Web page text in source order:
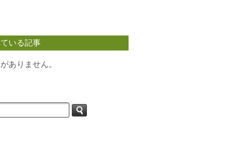
いる記事
ありません。